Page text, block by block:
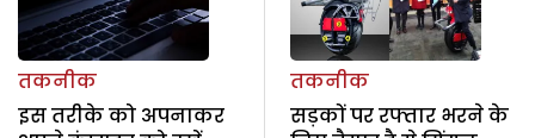
तकनीक
इस तरीके को अपनाकर
तकनीक
सड़कों पर रफ्तार भरने के